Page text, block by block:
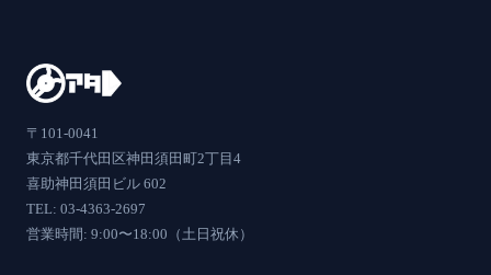
〒101-0041
東京都千代田区神田須田町2丁目4
喜助神田須田ビル 602
TEL: 03-4363-2697
営業時間: 9:00〜18:00（土日祝休）